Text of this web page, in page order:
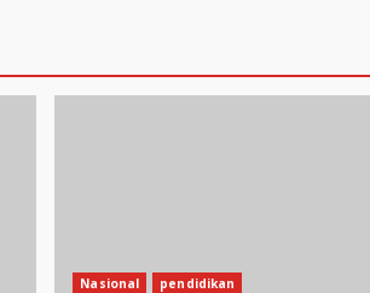
Nasional pendidikan